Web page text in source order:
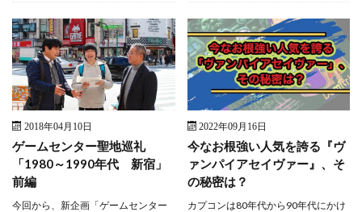
2018年04月10日
ゲームセンター聖地巡礼
「1980～1990年代 新宿」
前編
今回から、新企画「ゲームセンター
2022年09月16日
今なお根強い人気を誇る『ヴ
ァンパイアセイヴァー』、そ
の秘密は？
カプコンは80年代から90年代にかけ